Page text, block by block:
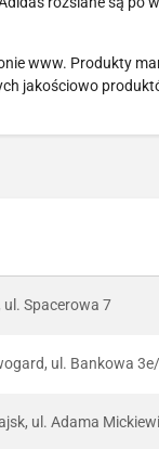
www. Produkty
jakościowo
ul. Spacerowa 7
ul. Bankowa
ul. Adama